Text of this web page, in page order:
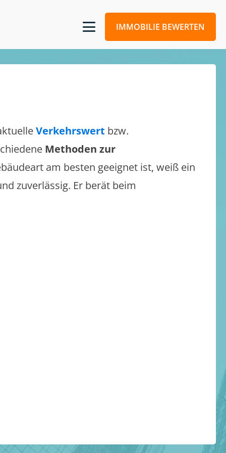
IMMOBILIE BEWERTEN
Verkehrswert bzw.
Methoden zur
am besten geeignet ist, weiß ein
zuverlässig. Er berät beim